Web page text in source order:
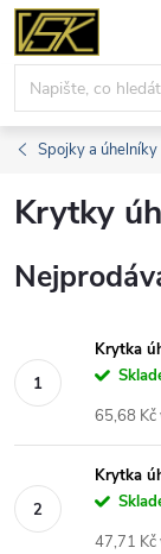
Přejít
obsah
Spojky a úhelníky
Krytky
Krytka
65,68 Kč
Krytka
47,71 Kč